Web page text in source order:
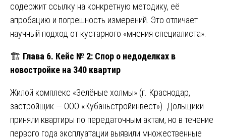
содержит ссылку на конкретную методику, её
апробацию и погрешность измерений. Это отличает
научный подход от кустарного «мнения специалиста».
🏗️ Глава 6. Кейс № 2: Спор о недоделках в
новостройке на 340 квартир
Жилой комплекс «Зелёные холмы» (г. Краснодар,
застройщик — ООО «Кубаньстройинвест»). Дольщики
приняли квартиры по передаточным актам, но в течение
первого года эксплуатации выявили множественные